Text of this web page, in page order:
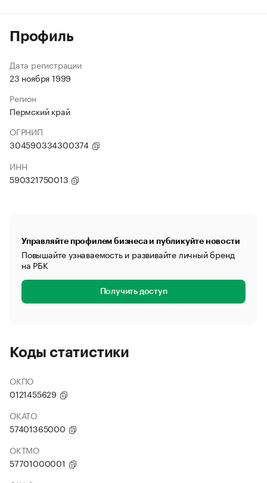
Профиль
Дата регистрации
23 ноября 1999
Регион
Пермский край
ОГРНИП
304590334300374
ИНН
590321750013
Управляйте профилем бизнеса и публикуйте новости
Повышайте узнаваемость и развивайте личный бренд
на РБК
Получить доступ
Коды статистики
ОКПО
0121455629
ОКАТО
57401365000
ОКТМО
57701000001